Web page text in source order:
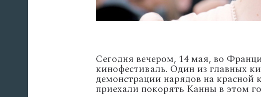
Сегодня вечером, 14 мая, во
кинофестиваль. Один из главных
демонстрации нарядов на
приехали покорять Канны в этом